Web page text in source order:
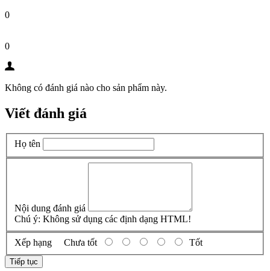
0
0
Không có đánh giá nào cho sản phẩm này.
Viết đánh giá
Họ tên
Nội dung đánh giá
Chú ý: Không sử dụng các định dạng HTML!
Xếp hạng Chưa tốt Tốt
Tiếp tục